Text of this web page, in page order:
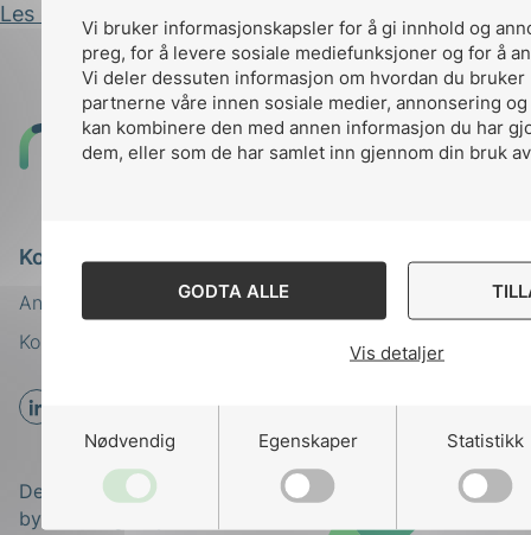
Vi bruker informasjonskapsler for å gi innhold og
preg, for å levere sosiale mediefunksjoner og for å
Vi deler dessuten informasjon om hvordan du
partnerne våre innen sosiale medier, annonsering
kan kombinere den med annen informasjon du har
dem, eller som de har samlet inn gjennom din bruk
GODTA ALLE
Vis detaljer
Nødvendig Egenskaper Statistikk
Les innlegg
Kontakt oss
Ansatte
Kontakt
Bruk av Cookies
Designed and developed
by
Til